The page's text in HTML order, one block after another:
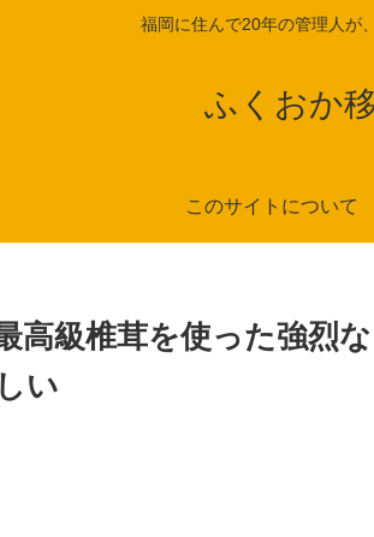
福岡に住んで20年の管理人が
ふくおか
このサイトについて
高級椎茸を使った強烈
い